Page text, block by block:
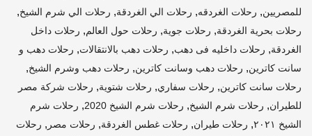
للمصريين, رحلات الغردقه, رحلات الي الغردقة, رحلات الي شرم الشيخ,
رحلات بحرية الغردقة, رحلات جوية, رحلات حول العالم, رحلات داخل
الغردقة, رحلات داخليه فى دهب, رحلات دهب بالانتقالات, رحلات دهب و
سانت كاترين, رحلات دهب وسانت كاترين, رحلات دهب وشرم الشيخ,
رحلات سانت كاترين, رحلات سفاري, رحلات شتوية, رحلات شركة مصر
للطيران, رحلات شرم الشيخ, رحلات شرم الشيخ 2020 , رحلات شرم
الشيخ ٢٠٢١
, رحلات طيران, رحلات غطس الغردقة, رحلات مصر , رحلات